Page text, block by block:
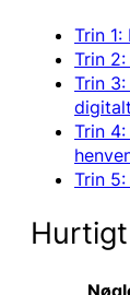
Trin
Trin
Trin
digitalt
Trin
Trin